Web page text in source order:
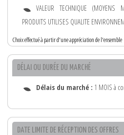
VALEUR TECHNIQUE (MOYENS
PRODUITS UTILISES QUALITE
Choix effectué à partir d'une appréciation de l'ensemble
DÉLAI OU DURÉE DU MARCHÉ
Délais du marché : 1 MOIS à
DATE LIMITE DE RÉCEPTION DES OFFRES